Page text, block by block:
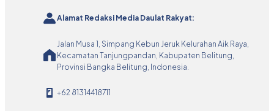
Alamat Redaksi Media Daulat Rakyat:
Jalan Musa 1, Simpang Kebun Jeruk Kelurahan Aik Raya,
Kecamatan Tanjungpandan, Kabupaten Belitung,
Provinsi Bangka Belitung, Indonesia.
+62 81314418711